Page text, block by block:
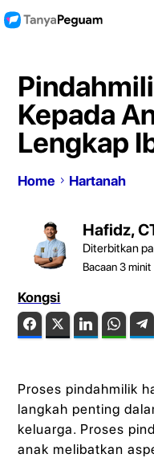
Kepada
Lengkap
Home Hartanah
Hafidz,
Diterbitkan
Bacaan3minit
Kongsi
FacebookTwitter LinkedIn
Proses pindahmilik
langkah penting
keluarga. Proses
anak melibatkan